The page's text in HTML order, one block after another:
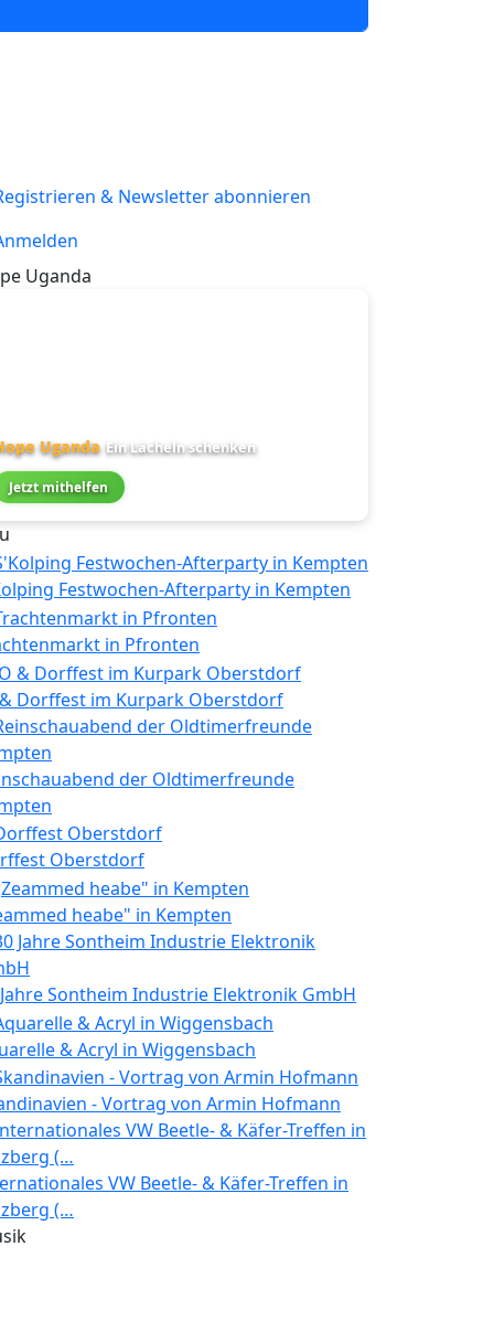
& Newsletter abonnieren
Uganda
Uganda Ein Lächeln schenken
Jetzt mithelfen
Festwochen-Afterparty in Kempten
in Pfronten
& Dorffest im Kurpark Oberstdorf
der Oldtimerfreunde
Oberstdorf
heabe" in Kempten
Sontheim Industrie Elektronik GmbH
& Acryl in Wiggensbach
- Vortrag von Armin Hofmann
VW Beetle- & Käfer-Treffen in
(…